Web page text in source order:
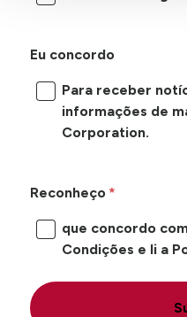
Eu concordo
Para receber
informações de
Corporation.
Reconheço
que concordo
Condições e li a